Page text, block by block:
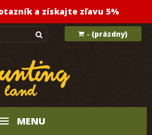
a získajte zľavu 5%
- (prázdny)
MENU